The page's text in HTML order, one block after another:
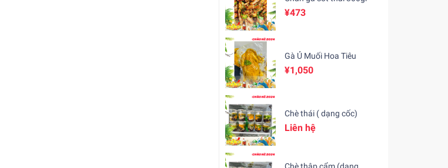
¥473
Gà Ủ Muối Hoa Tiêu
¥1,050
Chè thái ( dạng cốc)
Liên hệ